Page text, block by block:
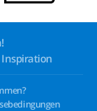
Inspiration